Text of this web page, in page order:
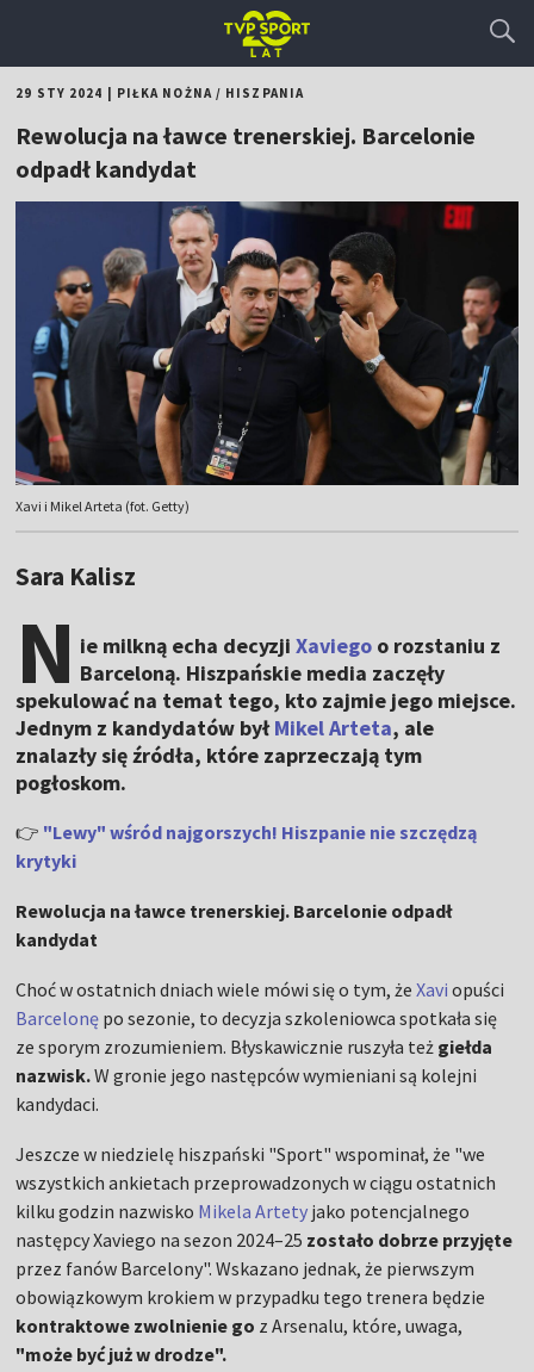
29 STY 2024 PIŁKA NOŻNA/ HISZPANIA
Rewolucja na ławce trenerskiej. Barcelonie
odpadł kandydat
Xavi i Mikel Arteta (fot. Getty)
Sara Kalisz
N ie milkną echa decyzjiXaviego o rozstaniu z
Barceloną. Hiszpańskie media zaczęły
spekulować na temat tego, kto zajmie jego miejsce.
Jednym z kandydatów byłMikel Arteta, ale
znalazły się źródła, które zaprzeczają tym
pogłoskom.
👉 "Lewy" wśród najgorszych! Hiszpanie nie szczędzą
krytyki
Rewolucja na ławce trenerskiej. Barcelonie odpadł
kandydat
Choć w ostatnich dniach wiele mówi się o tym, że Xaviopuści
Barcelonę po sezonie, to decyzja szkoleniowca spotkała się
ze sporym zrozumieniem. Błyskawicznie ruszyła też giełda
nazwisk.W gronie jego następców wymieniani są kolejni
kandydaci.
Jeszcze w niedzielę hiszpański "Sport" wspominał, że "we
wszystkich ankietach przeprowadzonych w ciągu ostatnich
kilku godzin nazwisko Mikela Artety jako potencjalnego
następcy Xaviego na sezon 2024–25 zostało dobrze przyjęte
przez fanów Barcelony". Wskazano jednak, że pierwszym
obowiązkowym krokiem w przypadku tego trenera będzie
kontraktowe zwolnienie go z Arsenalu, które, uwaga,
"może być już w drodze".